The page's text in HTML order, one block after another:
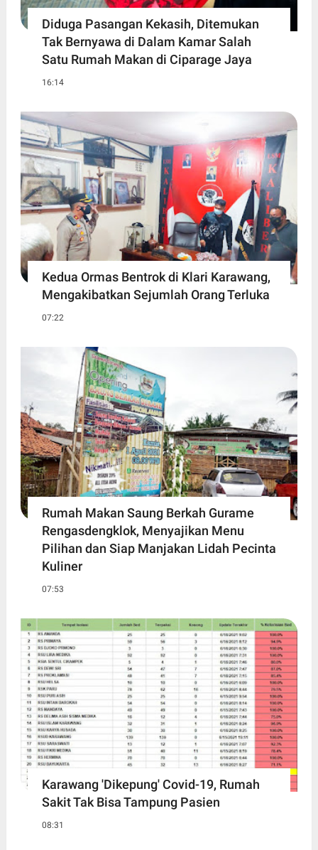
Diduga Pasangan Kekasih, Ditemukan
Tak Bernyawa di Dalam Kamar Salah
Satu Rumah Makan di Ciparage Jaya
16:14
Kedua Ormas Bentrok di Klari Karawang,
Mengakibatkan Sejumlah Orang Terluka
07:22
Rumah Makan Saung Berkah Gurame
Rengasdengklok, Menyajikan Menu
Pilihan dan Siap Manjakan Lidah Pecinta
Kuliner
07:53
Karawang 'Dikepung' Covid-19, Rumah
Sakit Tak Bisa Tampung Pasien
08:31